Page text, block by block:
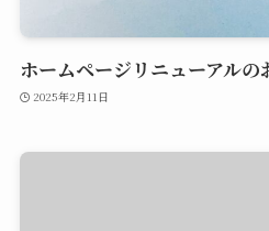
ホームページリニューアルの
2025年2月11日